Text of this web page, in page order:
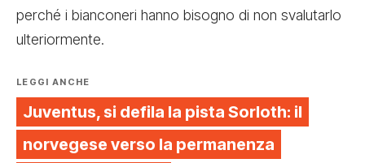
perché i bianconeri hanno bisogno di non svalutarlo
ulteriormente.
LEGGI ANCHE
Juventus, si defila la pista Sorloth: il
norvegese verso la permanenza